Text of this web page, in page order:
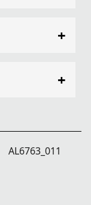
+
+
AL6763_011